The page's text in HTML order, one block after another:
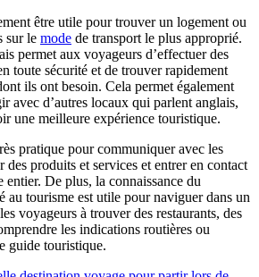
être utile pour trouver un logement ou
sur le mode de transport le plus approprié.
permet aux voyageurs d’effectuer des
toute sécurité et de trouver rapidement
ils ont besoin. Cela permet également
avec d’autres locaux qui parlent anglais,
une meilleure expérience touristique.
pratique pour communiquer avec les
des produits et services et entrer en contact
entier. De plus, la connaissance du
au tourisme est utile pour naviguer dans un
voyageurs à trouver des restaurants, des
les indications routières ou
guide touristique.